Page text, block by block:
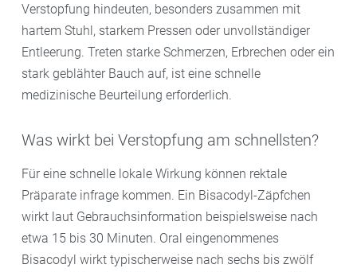
Verstopfung hindeuten, besonders zusammen mit
hartem Stuhl, starkem Pressen oder unvollständiger
Entleerung. Treten starke Schmerzen, Erbrechen oder ein
stark geblähter Bauch auf, ist eine schnelle
medizinische Beurteilung erforderlich.
Was wirkt bei Verstopfung am schnellsten?
Für eine schnelle lokale Wirkung können rektale
Präparate infrage kommen. Ein Bisacodyl-Zäpfchen
wirkt laut Gebrauchsinformation beispielsweise nach
etwa 15 bis 30 Minuten. Oral eingenommenes
Bisacodyl wirkt typischerweise nach sechs bis zwölf